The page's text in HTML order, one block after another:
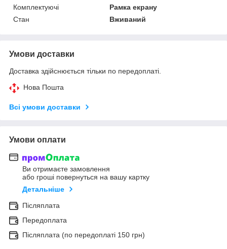
Комплектуючі
Рамка екрану
Стан
Вживаний
Умови доставки
Доставка здійснюється тільки по передоплаті.
Нова Пошта
Всі умови доставки
Умови оплати
Ви отримаєте замовлення
або гроші повернуться на вашу картку
Детальніше
Післяплата
Передоплата
Післяплата (по передоплаті 150 грн)